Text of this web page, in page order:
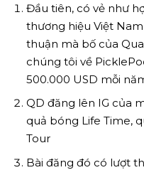
Đầu tiên, có vẻ như
thương hiệu Việt
thuận mà bố của
chúng tôi về
500.000 USD mỗi
QD đăng lên IG của
quả bóng Life Time,
Tour
Bài đăng đó có lượt